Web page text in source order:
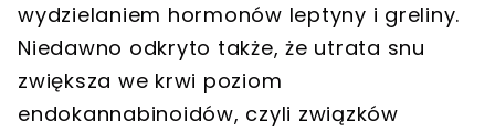
wydzielaniem hormonów leptyny i greliny.
Niedawno odkryto także, że utrata snu
zwiększa we krwi poziom
endokannabinoidów, czyli związków